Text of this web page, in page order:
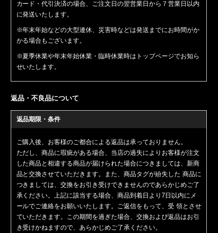
カード・代引決済の場合、ご注文日の翌営業日から７営業日以内
に発送いたします。
※年末年始などの大型連休、災害時などは発送までにお時間がか
かる場合もございます。
※夏季休業や年末年始休業・臨時休業時はトップページでお知ら
せいたします。
返品・不良品について
返品期限・条件
ご購入後、お客様のご都合による返品は承っておりません。
ただし、商品に瑕疵がある場合、当店の過失によりお客様が注文
した商品と相違する商品が届けられた場合につきましては、新商
品と交換させていただきます。また、商品タグが紛失した 商品に
つきましては、交換をお引き受けできませんのであらかじめご了
承ください。上記に該当する場合、商品到着日より7日以内にメ
ールでご連絡をお願いいたします。ご返信をもって、受 領とさせ
ていただきます。この期間を過ぎた場合、交換および返品はお引
き受けかねますので、あらかじめご了承ください。